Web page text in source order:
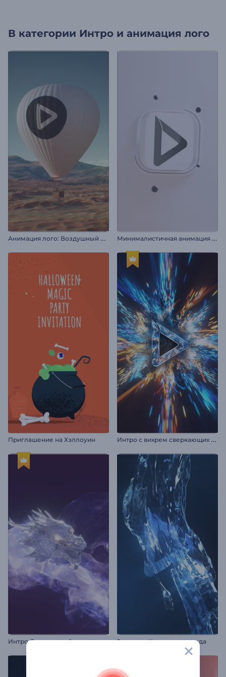
В категории Интро и анимация лого
А
нимация лого: Воздушный шар М
инималистичная анимация лого во вращении
Приглашение на Хэллоуин И
нтро с вихрем сверкающих частиц
Интро Сверкающий дракон Заставка: Кристальная вода